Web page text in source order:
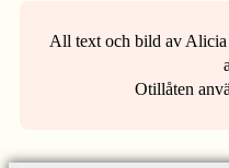
All text och bild av Alicia
Otillåten